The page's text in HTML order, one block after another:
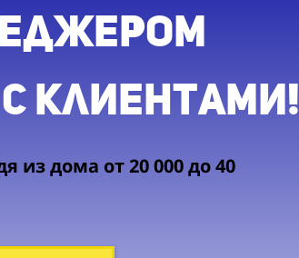
клиентами!
из дома от 20 000 до 40